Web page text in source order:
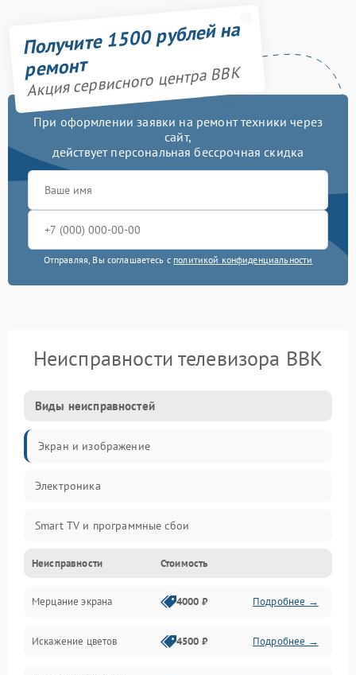
Получите 1500 рублей на
ремонт
Акция сервисного центра BBK
При оформлении заявки на ремонт техники через
сайт,
действует персональная бессрочная скидка
Отправляя, Вы соглашаетесь с политикой конфиденциальности
Неисправности телевизора BBK
Виды неисправностей
Экран и изображение
Электроника
Smart TV и программные сбои
Питание и запуск
Подсветка и LED-модули
Звук и аудиосистема
Неисправности Стоимость
Мерцание экрана 4000 ₽ Подробнее →
Искажение цветов 4500 ₽ Подробнее →